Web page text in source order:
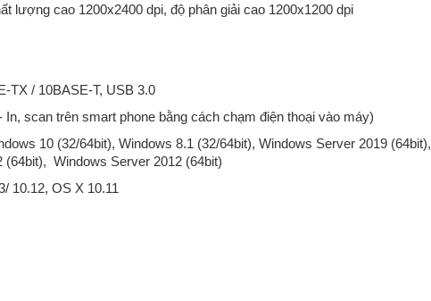
lượng cao 1200x2400 dpi, độ phân giải cao 1200x1200 dpi
TX / 10BASE-T, USB 3.0
scan trên smart phone bằng cách chạm điện thoại vào máy)
10 (32/64bit), Windows 8.1 (32/64bit), Windows Server 2019 (64bit),
Windows Server 2012 (64bit)
10.12, OS X 10.11